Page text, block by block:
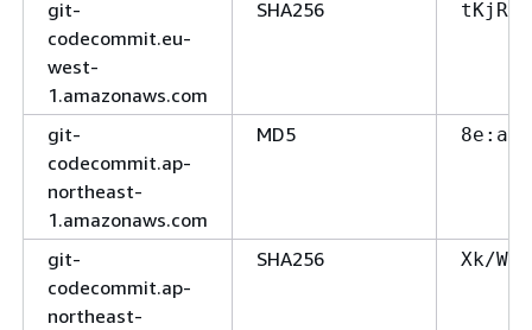
git-
codecommit.eu-
west-
1.amazonaws.com
SHA256
git-
codecommit.ap-
northeast-
1.amazonaws.com
MD5
git-
codecommit.ap-
northeast-
SHA256 Xk/